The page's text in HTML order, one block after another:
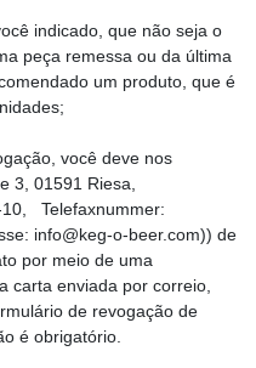
indicado, que não seja o
peça remessa ou da última
um produto, que é
você deve nos
3, 01591 Riesa,
10, Telefaxnummer:
info@keg-o-beer.com)) de
por meio de uma
carta enviada por correio,
de revogação de
é obrigatório.